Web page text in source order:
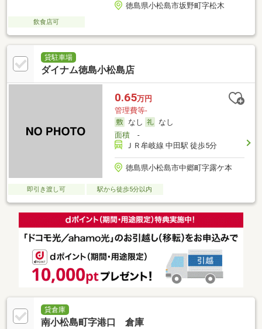
徳島県小松島市坂野町字松木
飲食店可
貸駐車場
ダイナム徳島小松島店
0.65万円
管理費等-
なし
なし
面積-
ＪＲ牟岐線 中田駅 徒歩5分
徳島県小松島市中郷町字露ケ本
即引き渡し可 駅から徒歩5分以内
貸倉庫
南小松島町字港口 倉庫